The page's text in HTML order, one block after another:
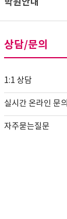
학원안내
상담/문의
1:1 상담
실시간 온라인 문의
자주묻는질문